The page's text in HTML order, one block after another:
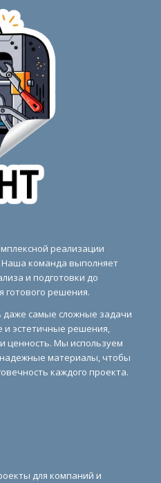
реализации
Наша команда выполняет
и подготовки до
готового решения.
самые сложные задачи
и эстетичные решения,
ценность. Мы используем
материалы, чтобы
каждого проекта.
для компаний и